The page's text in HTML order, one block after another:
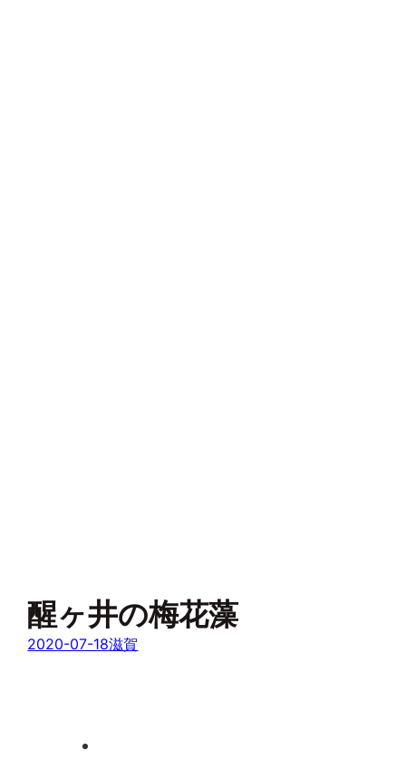
醒ヶ井の梅花藻
2020-07-18滋賀